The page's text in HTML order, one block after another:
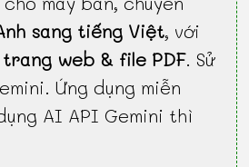
sang tiếng Việt, với
trang web & file PDF. Sử
Ứng dụng miễn
AI API Gemini thì